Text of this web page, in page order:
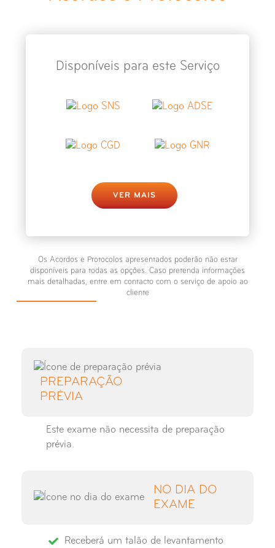
Raio-X Ombro
Raio-X Perna
Raio-X Seios Peri-Nasais
Raio-X Tórax
Disponíveis para este Serviço
VER MAIS
Os Acordos e Protocolos apresentados poderão não estar
disponíveis para todas as opções. Caso pretenda informações
mais detalhadas, entre em contacto com o serviço de apoio ao
cliente
PREPARAÇÃO
PRÉVIA
Este exame não necessita de preparação
prévia.
NO DIA DO
EXAME
Receberá um talão de levantamento